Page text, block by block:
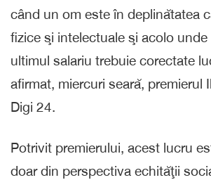
când un om este în deplinătatea
fizice şi intelectuale şi acolo
ultimul salariu trebuie corectate
afirmat, miercuri seară, premierul
Digi 24.
Potrivit premierului, acest lucru
doar din perspectiva echităţii